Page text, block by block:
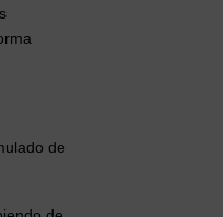
de